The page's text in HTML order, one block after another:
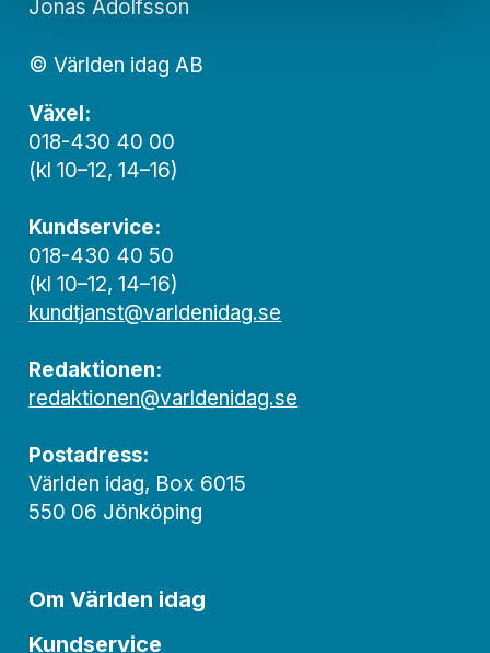
Jonas Adolfsson
© Världen idag AB
Växel:
018-430 40 00
(kl 10–12, 14–16)
Kundservice:
018-430 40 50
(kl 10–12, 14–16)
kundtjanst@varldenidag.se
Redaktionen:
redaktionen@varldenidag.se
Postadress:
Världen idag, Box 6015
550 06 Jönköping
Om Världen idag
Kundservice